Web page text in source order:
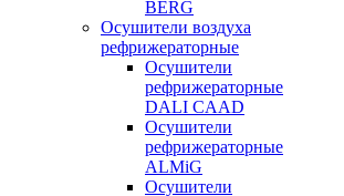
BERG
Осушители воздуха
рефрижераторные
Осушители
рефрижераторные
DALI CAAD
Осушители
рефрижераторные
ALMiG
Осушители